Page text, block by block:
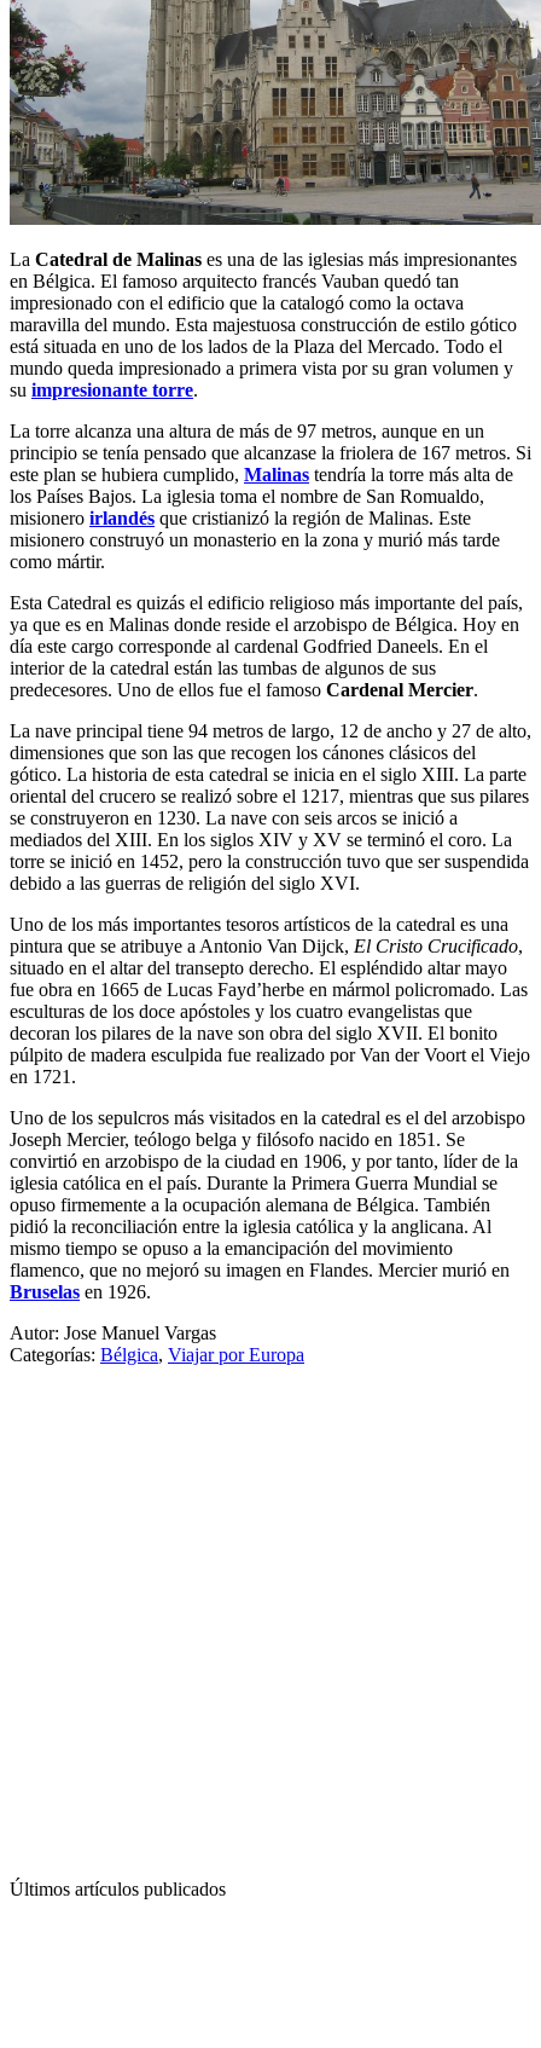
La Catedral de Malinas es una de las iglesias más impresionantes
en Bélgica. El famoso arquitecto francés Vauban quedó tan
impresionado con el edificio que la catalogó como la octava
maravilla del mundo. Esta majestuosa construcción de estilo gótico
está situada en uno de los lados de la Plaza del Mercado. Todo el
mundo queda impresionado a primera vista por su gran volumen y
su impresionante torre.
La torre alcanza una altura de más de 97 metros, aunque en un
principio se tenía pensado que alcanzase la friolera de 167 metros. Si
este plan se hubiera cumplido, Malinas tendría la torre más alta de
los Países Bajos. La iglesia toma el nombre de San Romualdo,
misionero irlandés que cristianizó la región de Malinas. Este
misionero construyó un monasterio en la zona y murió más tarde
como mártir.
Esta Catedral es quizás el edificio religioso más importante del país,
ya que es en Malinas donde reside el arzobispo de Bélgica. Hoy en
día este cargo corresponde al cardenal Godfried Daneels. En el
interior de la catedral están las tumbas de algunos de sus
predecesores. Uno de ellos fue el famoso Cardenal Mercier.
La nave principal tiene 94 metros de largo, 12 de ancho y 27 de alto,
dimensiones que son las que recogen los cánones clásicos del
gótico. La historia de esta catedral se inicia en el siglo XIII. La parte
oriental del crucero se realizó sobre el 1217, mientras que sus pilares
se construyeron en 1230. La nave con seis arcos se inició a
mediados del XIII. En los siglos XIV y XV se terminó el coro. La
torre se inició en 1452, pero la construcción tuvo que ser suspendida
debido a las guerras de religión del siglo XVI.
Uno de los más importantes tesoros artísticos de la catedral es una
pintura que se atribuye a Antonio Van Dijck, El Cristo Crucificado,
situado en el altar del transepto derecho. El espléndido altar mayo
fue obra en 1665 de Lucas Fayd’herbe en mármol policromado. Las
esculturas de los doce apóstoles y los cuatro evangelistas que
decoran los pilares de la nave son obra del siglo XVII. El bonito
púlpito de madera esculpida fue realizado por Van der Voort el Viejo
en 1721.
Uno de los sepulcros más visitados en la catedral es el del arzobispo
Joseph Mercier, teólogo belga y filósofo nacido en 1851. Se
convirtió en arzobispo de la ciudad en 1906, y por tanto, líder de la
iglesia católica en el país. Durante la Primera Guerra Mundial se
opuso firmemente a la ocupación alemana de Bélgica. También
pidió la reconciliación entre la iglesia católica y la anglicana. Al
mismo tiempo se opuso a la emancipación del movimiento
flamenco, que no mejoró su imagen en Flandes. Mercier murió en
Bruselas en 1926.
Autor: Jose Manuel Vargas
Categorías: Bélgica, Viajar por Europa
Últimos artículos publicados